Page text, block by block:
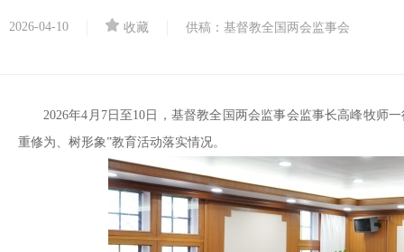
2026-04-10 收藏 供稿：基督教全国两会监事会
2026年4月7日至10日，基督教全国两会监事会监事长高峰牧师
重修为、树形象”教育活动落实情况。